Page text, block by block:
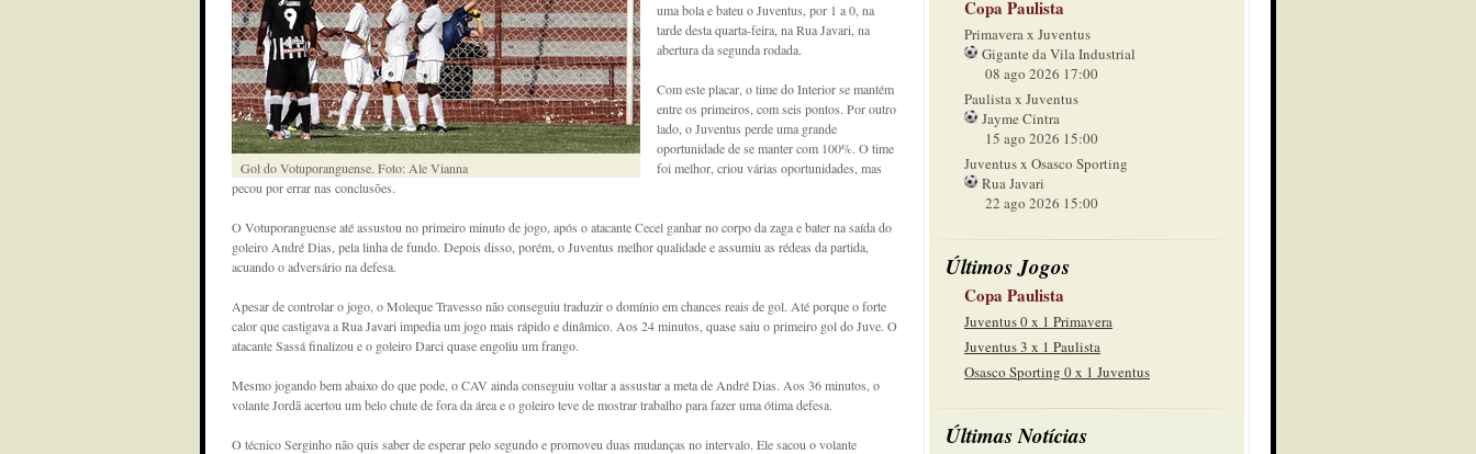
Copa Paulista
Primavera x Juventus
Gigante da Vila Industrial
08 ago 2026 17:00
Paulista x Juventus
Jayme Cintra
15 ago 2026 15:00
Juventus x Osasco Sporting
Rua Javari
22 ago 2026 15:00
Últimos Jogos
Copa Paulista
Juventus 0 x 1 Primavera
Juventus 3 x 1 Paulista
Osasco Sporting 0 x 1 Juventus
Últimas Notícias
Gol do Votuporanguense. Foto: Ale Vianna
uma bola e bateu o Juventus, por 1 a 0, na
tarde desta quarta-feira, na Rua Javari, na
abertura da segunda rodada.
Com este placar, o time do Interior se mantém
entre os primeiros, com seis pontos. Por outro
lado, o Juventus perde uma grande
oportunidade de se manter com 100%. O time
foi melhor, criou várias oportunidades, mas
pecou por errar nas conclusões.
O Votuporanguense até assustou no primeiro minuto de jogo, após o atacante Cecel ganhar no corpo da zaga e bater na saída do
goleiro André Dias, pela linha de fundo. Depois disso, porém, o Juventus melhor qualidade e assumiu as rédeas da partida,
acuando o adversário na defesa.
Apesar de controlar o jogo, o Moleque Travesso não conseguiu traduzir o domínio em chances reais de gol. Até porque o forte
calor que castigava a Rua Javari impedia um jogo mais rápido e dinâmico. Aos 24 minutos, quase saiu o primeiro gol do Juve. O
atacante Sassá finalizou e o goleiro Darci quase engoliu um frango.
Mesmo jogando bem abaixo do que pode, o CAV ainda conseguiu voltar a assustar a meta de André Dias. Aos 36 minutos, o
volante Jordã acertou um belo chute de fora da área e o goleiro teve de mostrar trabalho para fazer uma ótima defesa.
O técnico Serginho não quis saber de esperar pelo segundo e promoveu duas mudanças no intervalo. Ele sacou o volante